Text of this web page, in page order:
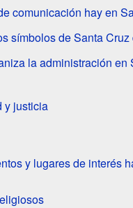
comunicación hay en
símbolos de Santa Cruz
la administración en
y justicia
y lugares de interés